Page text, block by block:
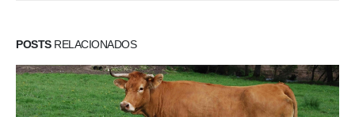
POSTSRELACIONADOS